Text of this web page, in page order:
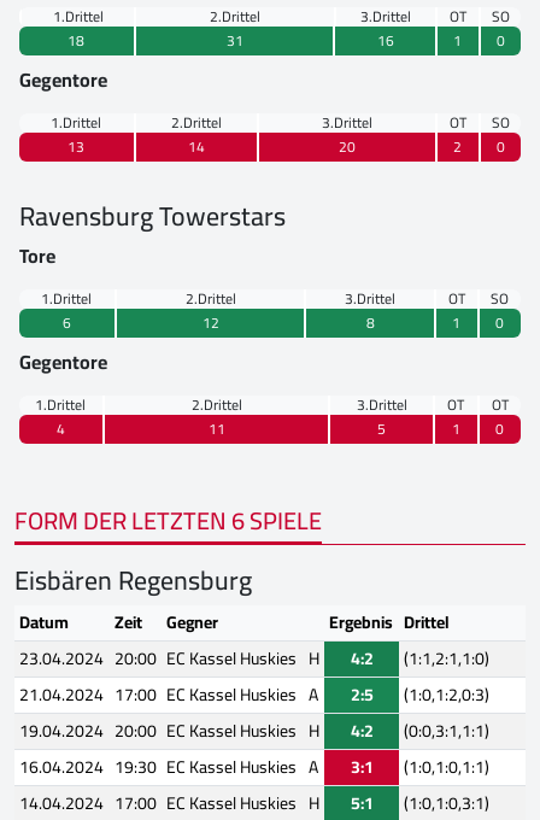
1.Drittel 2.Drittel 3.Drittel OT
SO
18
31 16 1 0
Gegentore
1.Drittel 2.Drittel 3.Drittel OT
SO
13
14 20 2 0
Ravensburg Towerstars
Tore
1.Drittel 2.Drittel 3.Drittel OT
SO
6
12 8 1 0
Gegentore
1.Drittel 2.Drittel 3.Drittel OT
OT
4
11 5 1 0
FORM DER LETZTEN 6 SPIELE
Eisbären Regensburg
Datum Zeit Gegner Ergebnis Drittel
23.04.2024 20:00 EC Kassel Huskies H 4:2
(1:1,2:1,1:0)
21.04.2024 17:00 EC Kassel Huskies A 2:5
(1:0,1:2,0:3)
19.04.2024 20:00 EC Kassel Huskies H 4:2
(0:0,3:1,1:1)
16.04.2024 19:30 EC Kassel Huskies A 3:1
(1:0,1:0,1:1)
14.04.2024 17:00 EC Kassel Huskies H 5:1
(1:0,1:0,3:1)